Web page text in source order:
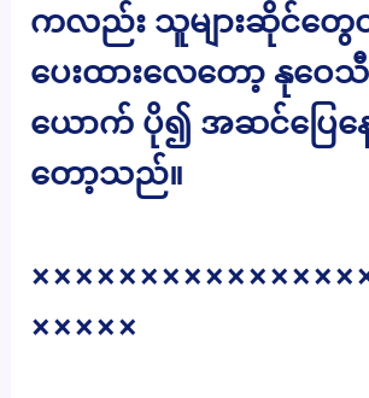
ကလည်း သူများဆိုင်တွေ
ပေးထားလေတော့ နုဝေ
ယောက် ပို၍ အဆင်ပြေန
တော့သည်။
×××××